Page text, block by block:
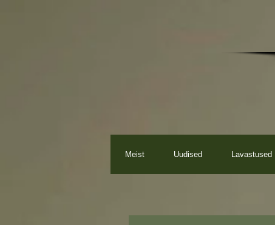
Meist Uudised Lavastused